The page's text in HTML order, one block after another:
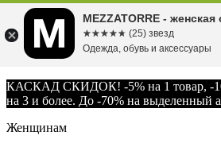
КАСКАД СКИДОК! -5% на 1 товар, -
на 3 и более. До -70% на выделенный
Женщинам
MEZZATORRE -
☆☆☆☆☆
★★★★★ (25) звезд
Одежда, обувь и аксессуары